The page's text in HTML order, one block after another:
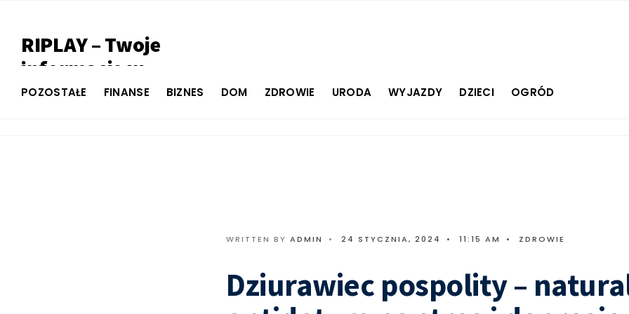
RIPLAY – Twoje
informacje w
jednym miejscu
POZOSTAŁE FINANSE BIZNES DOM ZDROWIE URODA WYJAZDY DZIECI OGRÓD
WRITTEN BY ADMIN • 24 STYCZNIA, 2024 • 11:15 AM • ZDROWIE
Dziurawiec pospolity –